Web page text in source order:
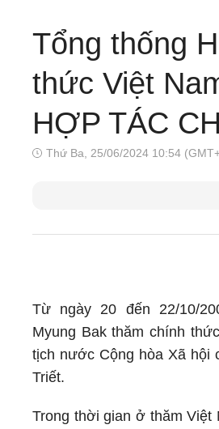
Tổng thống
thức Việt
HỢP TÁC
Thứ Ba, 25/06/2024 10:54
Từ ngày 20 đến 22/10/
Myung Bak thăm chính
tịch nước Cộng hòa Xã hội
Triết.
Trong thời gian ở thăm Việt